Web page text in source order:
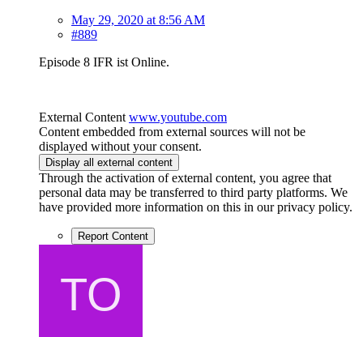
May 29, 2020 at 8:56 AM
#889
Episode 8 IFR ist Online.
External Content www.youtube.com
Content embedded from external sources will not be
displayed without your consent.
Display all external content
Through the activation of external content, you agree that
personal data may be transferred to third party platforms. We
have provided more information on this in our privacy policy.
Report Content